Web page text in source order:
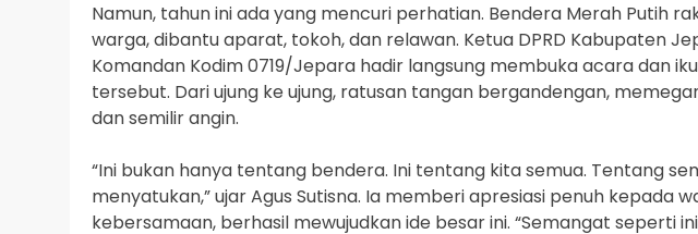
Namun, tahun ini ada yang mencuri perhatian. Bendera Merah Putih
warga, dibantu aparat, tokoh, dan relawan. Ketua DPRD Kabupaten
Komandan Kodim 0719/Jepara hadir langsung membuka acara dan
tersebut. Dari ujung ke ujung, ratusan tangan bergandengan,
dan semilir angin.
“Ini bukan hanya tentang bendera. Ini tentang kita semua. Tentang
menyatukan,” ujar Agus Sutisna. Ia memberi apresiasi penuh kepada
kebersamaan, berhasil mewujudkan ide besar ini. “Semangat seperti